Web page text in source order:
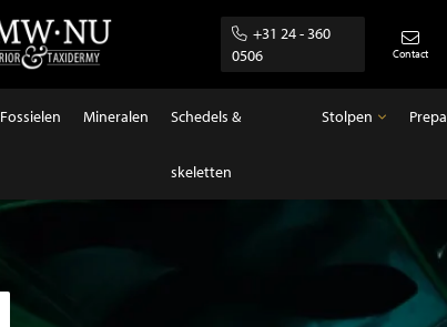
+31 24 - 360
0506
Contact
Fossielen Mineralen Schedels &
skeletten
Stolpen
Lege stolpen